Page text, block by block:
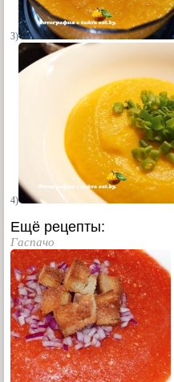
3)
4)
Ещё рецепты:
Гаспачо